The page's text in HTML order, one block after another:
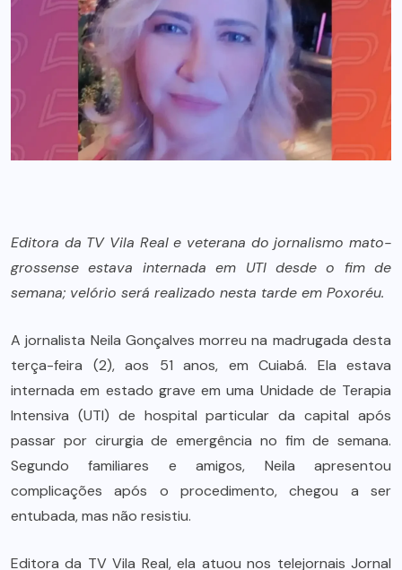
Editora da TV Vila Real e veterana do jornalismo mato-
grossense estava internada em UTI desde o fim de
semana; velório será realizado nesta tarde em Poxoréu.
A jornalista Neila Gonçalves morreu na madrugada desta
terça-feira (2), aos 51 anos, em Cuiabá. Ela estava
internada em estado grave em uma Unidade de Terapia
Intensiva (UTI) de hospital particular da capital após
passar por cirurgia de emergência no fim de semana.
Segundo familiares e amigos, Neila apresentou
complicações após o procedimento, chegou a ser
entubada, mas não resistiu.
Editora da TV Vila Real, ela atuou nos telejornais Jornal